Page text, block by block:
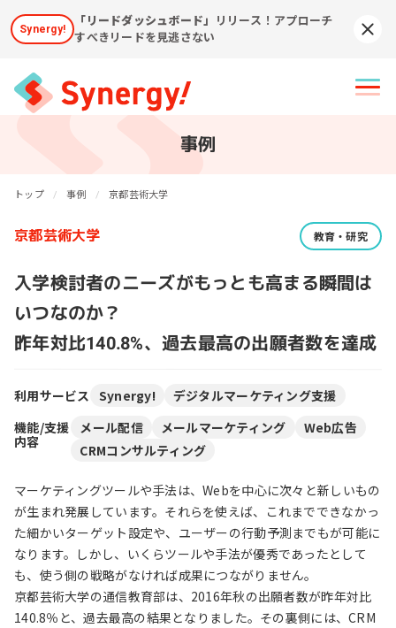
Synergy!
「リードダッシュボード」
リリース！アプローチ
すべきリードを見逃さない
事例
トップ 事例 京都芸術大学
京都芸術大学 教育・研究
入学検討者のニーズがもっとも高まる瞬間は
いつなのか？
昨年対比140.8%、過去最高の出願者数を達成
利用サービス Synergy!
デジタルマーケティング支援
機能/支援
内容
メール配信 メールマーケティング
Web広告
CRMコンサルティング
マーケティングツールや手法は、Webを中心に次々と新しいもの
が生まれ発展しています。それらを使えば、これまでできなかっ
た細かいターゲット設定や、ユーザーの行動予測までもが可能に
なります。しかし、いくらツールや手法が優秀であったとして
も、使う側の戦略がなければ成果につながりません。
京都芸術大学の通信教育部は、2016年秋の出願者数が昨年対比
140.8％と、過去最高の結果となりました。その裏側には、CRM